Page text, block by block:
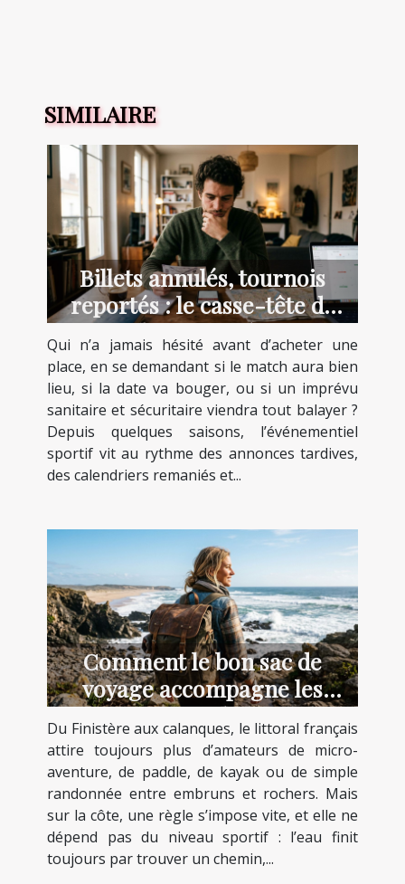
SIMILAIRE
Billets annulés, tournois
reportés : le casse-tête de
l’incertitude
Qui n’a jamais hésité avant d’acheter une
place, en se demandant si le match aura bien
lieu, si la date va bouger, ou si un imprévu
sanitaire et sécuritaire viendra tout balayer ?
Depuis quelques saisons, l’événementiel
sportif vit au rythme des annonces tardives,
des calendriers remaniés et...
Comment le bon sac de
voyage accompagne les
aventuriers du littoral
Du Finistère aux calanques, le littoral français
attire toujours plus d’amateurs de micro-
aventure, de paddle, de kayak ou de simple
randonnée entre embruns et rochers. Mais
sur la côte, une règle s’impose vite, et elle ne
dépend pas du niveau sportif : l’eau finit
toujours par trouver un chemin,...